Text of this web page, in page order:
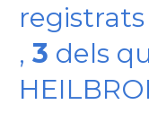
, 3 dels